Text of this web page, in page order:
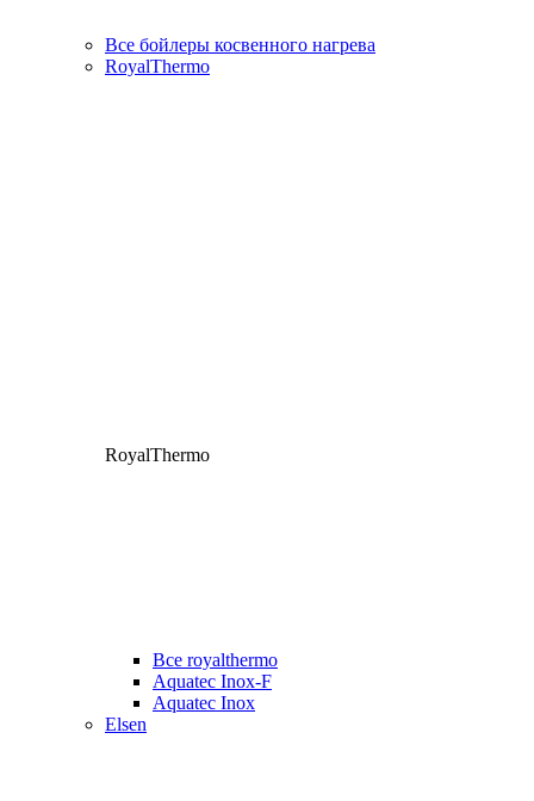
Все бойлеры косвенного нагрева
RoyalThermo
RoyalThermo
Все royalthermo
Aquatec Inox-F
Aquatec Inox
Elsen